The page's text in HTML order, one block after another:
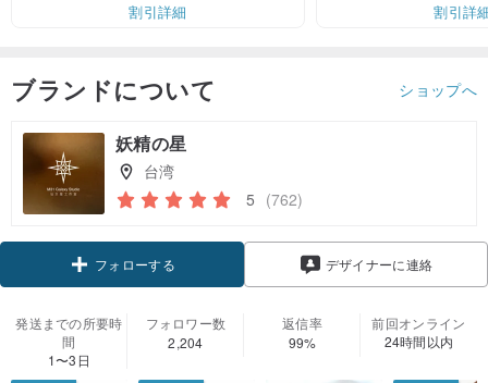
割引詳細
割引詳
ブランドについて ショップへ
妖精の星
台湾
5 (762)
フォローする デザイナーに連絡
発送までの所要時
間
1〜3日
フォロワー数
2,204
返信率
99%
前回オンライン
24時間以内